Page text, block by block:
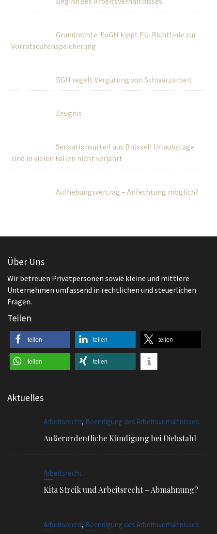
Grundrechte: EuGH kippt EU-Richtlinie zur
Vorratsdatenspeicherung
BGH regelt Vergütung von Schwarzarbeit
Zeugnis
Sensationsurteil aus Brüssel! Urlaubstage
sind in vielen Fällen nicht verjährt
Aufhebungsvertrag – Anfechtung möglich?
Über Uns
Wir betreuen Privatpersonen sowie kleine und mittlere
Unternehmen umfassend in rechtlichen und steuerlichen
Fragen.
Teilen
teilen teilen teilen
teilen teilen
Aktuelles
Arbeitsrecht, Beendigung des Arbeitsverhältnisses
Außerordentliche Kündigung bei Diebstahl
Arbeitsrecht
Kita Streik und Arbeitsrecht – Abmahnung?
Arbeitsrecht, Beendigung des Arbeitsverhältnisses